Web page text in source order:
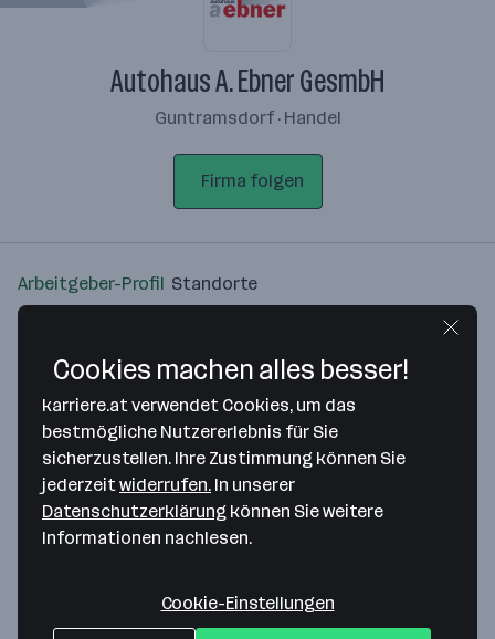
Autohaus A. Ebner GesmbH
Guntramsdorf · Handel
Firma folgen
Arbeitgeber-Profil Standorte
Bitte stimme unseren Cookie-
Richtlinien zu, um diese Karte
anzuzeigen.
Cookies machen alles besser!
karriere.at verwendet Cookies, um das
bestmögliche Nutzererlebnis für Sie
sicherzustellen. Ihre Zustimmung können Sie
jederzeitwiderrufen. In unserer
Datenschutzerklärung können Sie weitere
Informationen nachlesen.
Cookie-Einstellungen